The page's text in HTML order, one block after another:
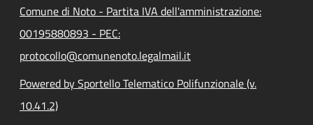
Comune di Noto - Partita IVA dell'amministrazione:
00195880893 - PEC:
protocollo@comunenoto.legalmail.it
Powered by Sportello Telematico Polifunzionale (v.
10.41.2)